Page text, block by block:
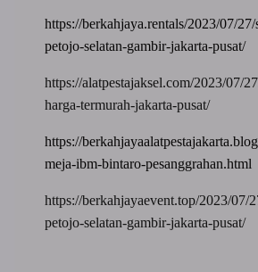
https://berkahjaya.rentals/2023/07/
petojo-selatan-gambir-jakarta-pusat/
https://alatpestajaksel.com/2023/07/
harga-termurah-jakarta-pusat/
https://
meja-ibm-bintaro-pesanggrahan.html
https://berkahjayaevent.top/2023/07/
petojo-selatan-gambir-jakarta-pusat/